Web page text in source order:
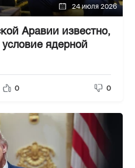
24 июля 2026
Аравии известно,
ядерной
0 0